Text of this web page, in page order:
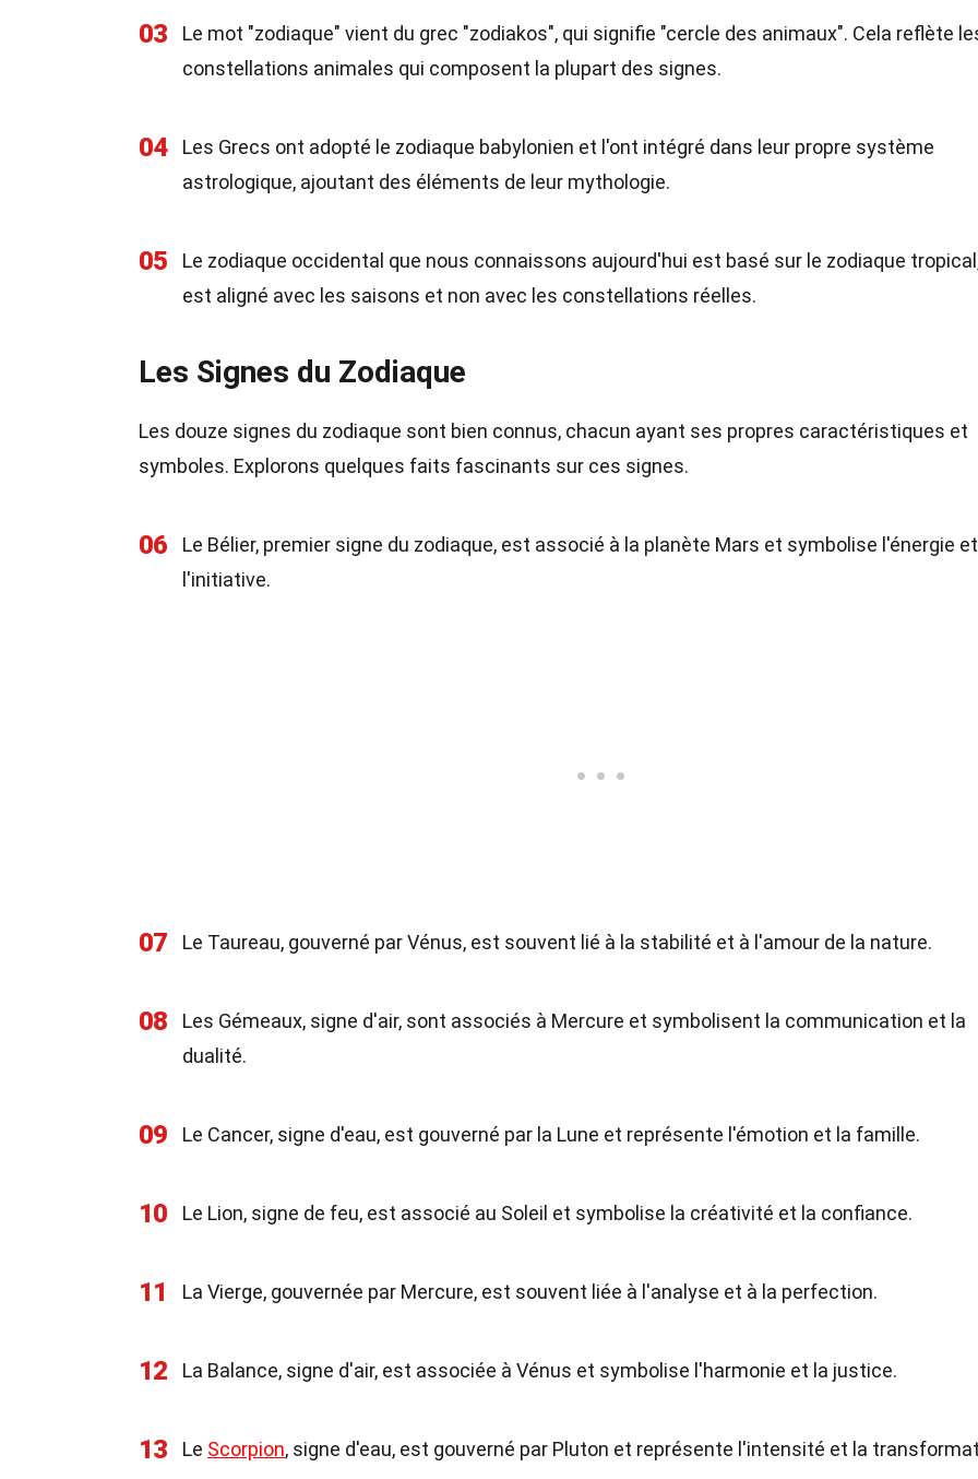
03
Le mot "zodiaque" vient du grec "zodiakos", qui signifie "cercle des animaux". Cela reflète
constellations animales qui composent la plupart des signes.
04
Les Grecs ont adopté le zodiaque babylonien et l'ont intégré dans leur propre système
astrologique, ajoutant des éléments de leur mythologie.
05
Le zodiaque occidental que nous connaissons aujourd'hui est basé sur le zodiaque
est aligné avec les saisons et non avec les constellations réelles.
Les Signes du Zodiaque
Les douze signes du zodiaque sont bien connus, chacun ayant ses propres caractéristiques et
symboles. Explorons quelques faits fascinants sur ces signes.
06
Le Bélier, premier signe du zodiaque, est associé à la planète Mars et symbolise l'énergie et
l'initiative.
07 Le Taureau, gouverné par Vénus, est souvent lié à la stabilité et à l'amour de la nature.
08
Les Gémeaux, signe d'air, sont associés à Mercure et symbolisent la communication et la
dualité.
09 Le Cancer, signe d'eau, est gouverné par la Lune et représente l'émotion et la famille.
10 Le Lion, signe de feu, est associé au Soleil et symbolise la créativité et la confiance.
11 La Vierge, gouvernée par Mercure, est souvent liée à l'analyse et à la perfection.
12 La Balance, signe d'air, est associée à Vénus et symbolise l'harmonie et la justice.
13 Le Scorpion, signe d'eau, est gouverné par Pluton et représente l'intensité et la